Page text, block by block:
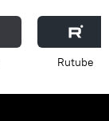
Rutube